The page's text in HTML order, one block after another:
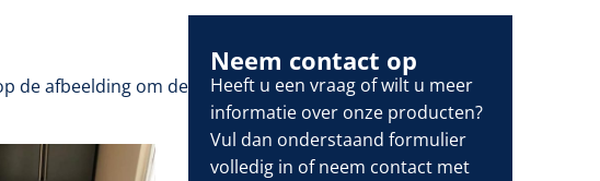
de afbeelding om de
Neem contact op
Heeft u een vraag of wilt u meer
informatie over onze producten?
Vul dan onderstaand formulier
volledig in of neem contact met